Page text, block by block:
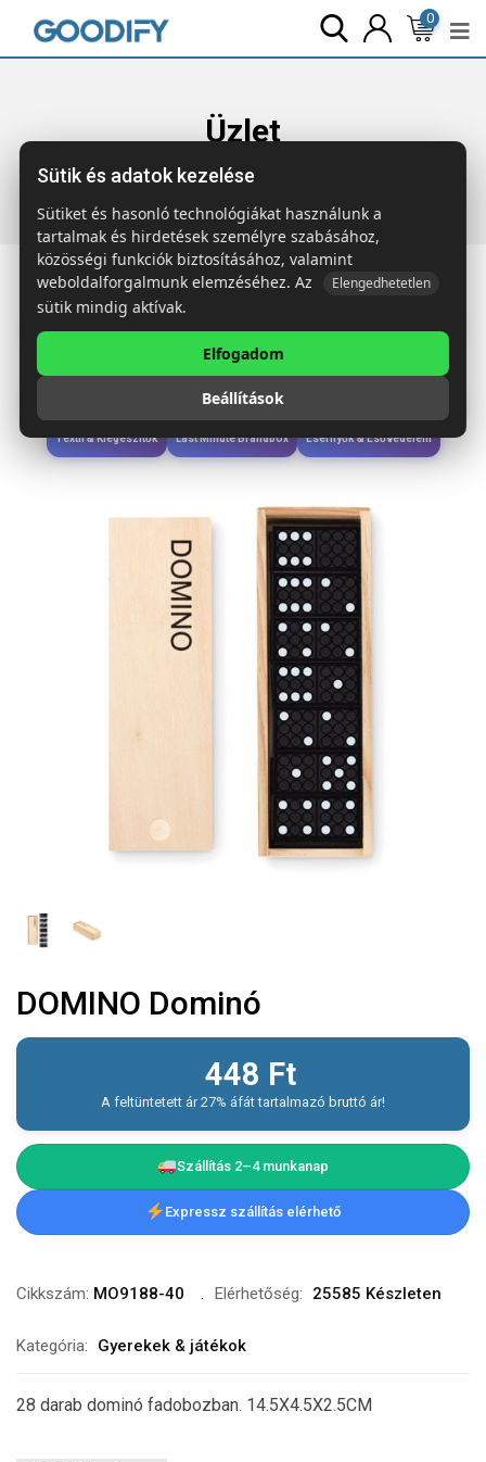
0
Üzlet
Főoldal Termékek Gyerekek & játékok
Wellness & Ápolás
Gyerekek & játékok
Textil & Kiegészítők Last Minute Brandbox Esernyők & Esővédelem
DOMINO Dominó
448 Ft
A feltüntetett ár 27% áfát tartalmazó bruttó ár!
Szállítás 2–4 munkanap
Expressz szállítás elérhető
Cikkszám: MO9188-40 Elérhetőség: 25585 Készleten
Kategória: Gyerekek & játékok
28 darab dominó fadobozban. 14.5X4.5X2.5CM
Sütik és adatok kezelése
Sütiket és hasonló technológiákat használunk a
tartalmak és hirdetések személyre szabásához,
közösségi funkciók biztosításához, valamint
weboldalforgalmunk elemzéséhez. Az
Elengedhetetlen
sütik mindig aktívak.
Elfogadom
Beállítások